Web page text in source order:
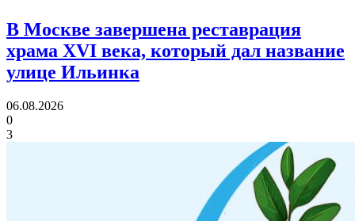
В Москве завершена реставрация
храма XVI века, который дал название
улице Ильинка
06.08.2026
0
3